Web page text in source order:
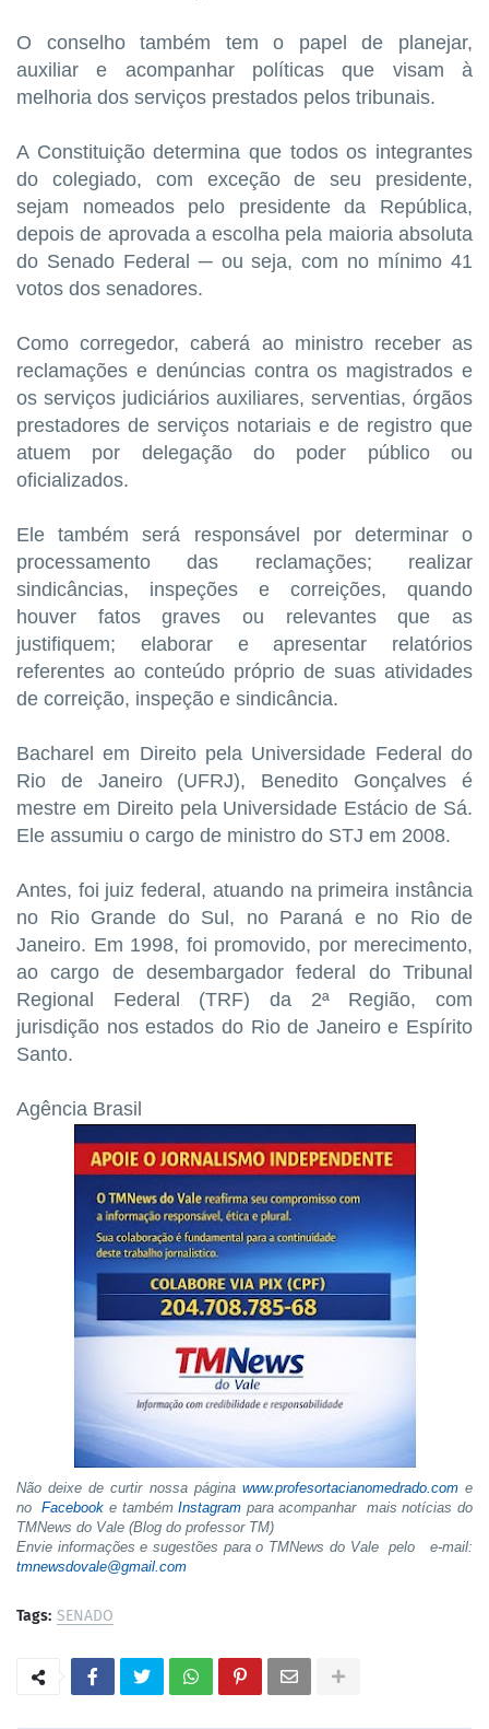
O conselho também tem o papel de planejar,
auxiliar e acompanhar políticas que visam à
melhoria dos serviços prestados pelos tribunais.
A Constituição determina que todos os integrantes
do colegiado, com exceção de seu presidente,
sejam nomeados pelo presidente da República,
depois de aprovada a escolha pela maioria absoluta
do Senado Federal ─ ou seja, com no mínimo 41
votos dos senadores.
Como corregedor, caberá ao ministro receber as
reclamações e denúncias contra os magistrados e
os serviços judiciários auxiliares, serventias, órgãos
prestadores de serviços notariais e de registro que
atuem por delegação do poder público ou
oficializados.
Ele também será responsável por determinar o
processamento das reclamações; realizar
sindicâncias, inspeções e correições, quando
houver fatos graves ou relevantes que as
justifiquem; elaborar e apresentar relatórios
referentes ao conteúdo próprio de suas atividades
de correição, inspeção e sindicância.
Bacharel em Direito pela Universidade Federal do
Rio de Janeiro (UFRJ), Benedito Gonçalves é
mestre em Direito pela Universidade Estácio de Sá.
Ele assumiu o cargo de ministro do STJ em 2008.
Antes, foi juiz federal, atuando na primeira instância
no Rio Grande do Sul, no Paraná e no Rio de
Janeiro. Em 1998, foi promovido, por merecimento,
ao cargo de desembargador federal do Tribunal
Regional Federal (TRF) da 2ª Região, com
jurisdição nos estados do Rio de Janeiro e Espírito
Santo.
Agência Brasil
Não deixe de curtir nossa página www.profesortacianomedrado.come
noFacebook e tambémInstagram para acompanhar mais notícias do
TMNews do Vale (Blog do professor TM)
Envie informações e sugestões para o TMNews do Vale pelo e-mail:
tmnewsdovale@gmail.com
Tags: SENADO